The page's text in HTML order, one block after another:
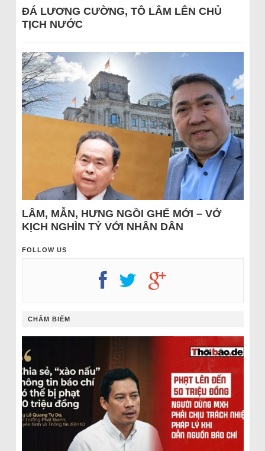
ĐÁ LƯƠNG CƯỜNG, TÔ LÂM LÊN CHỦ
TỊCH NƯỚC
LÂM, MẪN, HƯNG NGỒI GHẾ MỚI – VỞ
KỊCH NGHÌN TỶ VỚI NHÂN DÂN
FOLLOW US
CHÂM BIẾM